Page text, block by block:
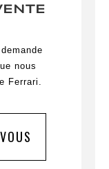
nous
Ferrari.